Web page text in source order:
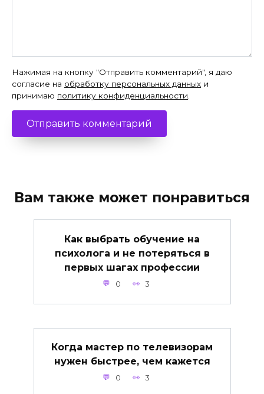
Нажимая на кнопку "Отправить комментарий", я даю
согласие на обработку персональных данных и
принимаю политику конфиденциальности
Вам также может понравиться
Как выбрать обучение на
психолога и не потеряться в
первых шагах профессии
0 3
Когда мастер по телевизорам
нужен быстрее, чем кажется
0 3